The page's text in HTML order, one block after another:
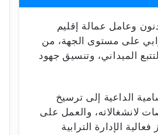
وعامل عمالة إقليم
على مستوى الجهة، من
الميداني، وتنسيق جهود
الداعية إلى ترسيخ
لانشغالاته، والعمل على
الإدارة الترابية